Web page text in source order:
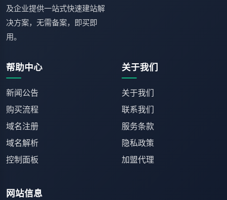
及企业提供一站式快速建站解
决方案，无需备案，即买即
用。
帮助中心
新闻公告
购买流程
域名注册
域名解析
控制面板
关于我们
关于我们
联系我们
服务条款
隐私政策
加盟代理
网站信息